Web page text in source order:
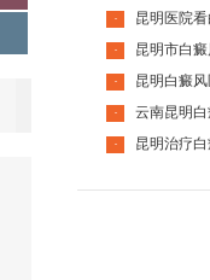
·
·
·
·
·